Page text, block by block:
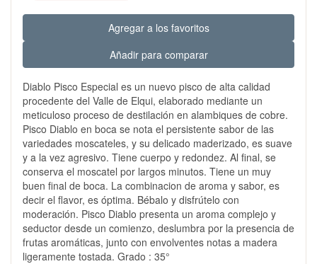
Agregar a los favoritos
Añadir para comparar
Diablo Pisco Especial es un nuevo pisco de alta calidad
procedente del Valle de Elqui, elaborado mediante un
meticuloso proceso de destilación en alambiques de cobre.
Pisco Diablo en boca se nota el persistente sabor de las
variedades moscateles, y su delicado maderizado, es suave
y a la vez agresivo. Tiene cuerpo y redondez. Al final, se
conserva el moscatel por largos minutos. Tiene un muy
buen final de boca. La combinacion de aroma y sabor, es
decir el flavor, es óptima. Bébalo y disfrútelo con
moderación. Pisco Diablo presenta un aroma complejo y
seductor desde un comienzo, deslumbra por la presencia de
frutas aromáticas, junto con envolventes notas a madera
ligeramente tostada. Grado : 35°